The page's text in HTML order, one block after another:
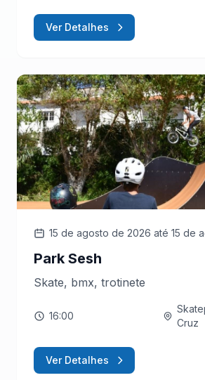
Ver Detalhes
15 de agosto de 2026 até 15 de
Park Sesh
Skate, bmx, trotinete
16:00
Cruz
Ver Detalhes